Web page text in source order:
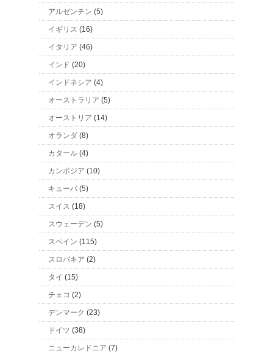
アルゼンチン (5)
イギリス (16)
イタリア (46)
インド (20)
インドネシア (4)
オーストラリア (5)
オーストリア (14)
オランダ (8)
カタール (4)
カンボジア (10)
キューバ (5)
スイス (18)
スウェーデン (5)
スペイン (115)
スロバキア (2)
タイ (15)
チェコ (2)
デンマーク (23)
ドイツ (38)
ニューカレドニア (7)